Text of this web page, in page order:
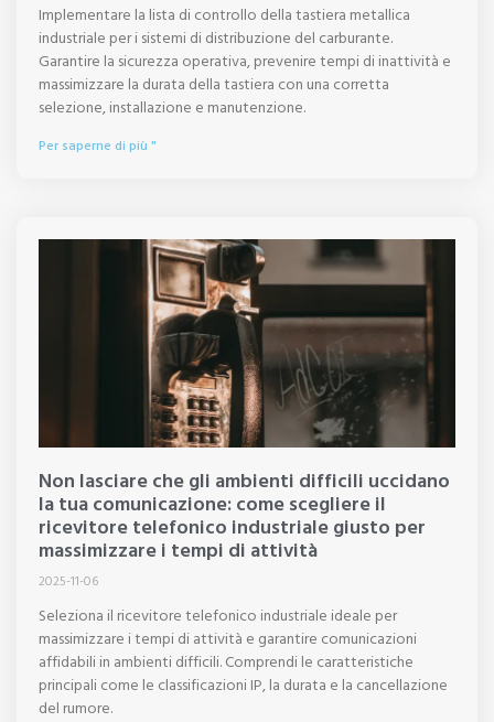
Implementare la lista di controllo della tastiera metallica
industriale per i sistemi di distribuzione del carburante.
Garantire la sicurezza operativa, prevenire tempi di inattività e
massimizzare la durata della tastiera con una corretta
selezione, installazione e manutenzione.
Per saperne di più "
Non lasciare che gli ambienti difficili uccidano
la tua comunicazione: come scegliere il
ricevitore telefonico industriale giusto per
massimizzare i tempi di attività
2025-11-06
Seleziona il ricevitore telefonico industriale ideale per
massimizzare i tempi di attività e garantire comunicazioni
affidabili in ambienti difficili. Comprendi le caratteristiche
principali come le classificazioni IP, la durata e la cancellazione
del rumore.